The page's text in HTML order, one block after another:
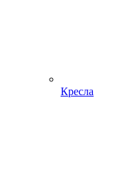
Кресла